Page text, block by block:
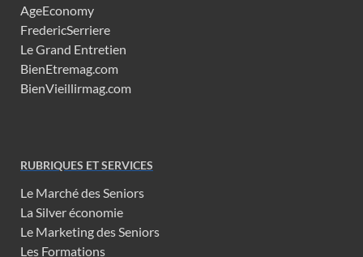
AgeEconomy
FredericSerriere
Le Grand Entretien
BienEtremag.com
BienVieillirmag.com
RUBRIQUES ET SERVICES
Le Marché des Seniors
La Silver économie
Le Marketing des Seniors
Les Formations